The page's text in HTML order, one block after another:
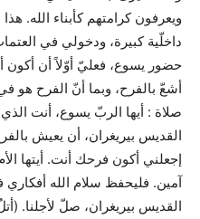
ويعرفون كرامتهم كأبناء الله.
داخلّية كبيرة، ودخولي في
حضور يسوع، فعليّ أوّلاً أن أكون
أشعّ بالفرح، وبما أنّ الفرح هو
صلاة : أيها الربّ يسوع، أنت
القديس بيريغران، أن يعيش
إجعلني أكون فرحك أنت. أيتها
آمين. فليحفظ سلام الله
القديس بيريغران، صلّ لأجلنا.